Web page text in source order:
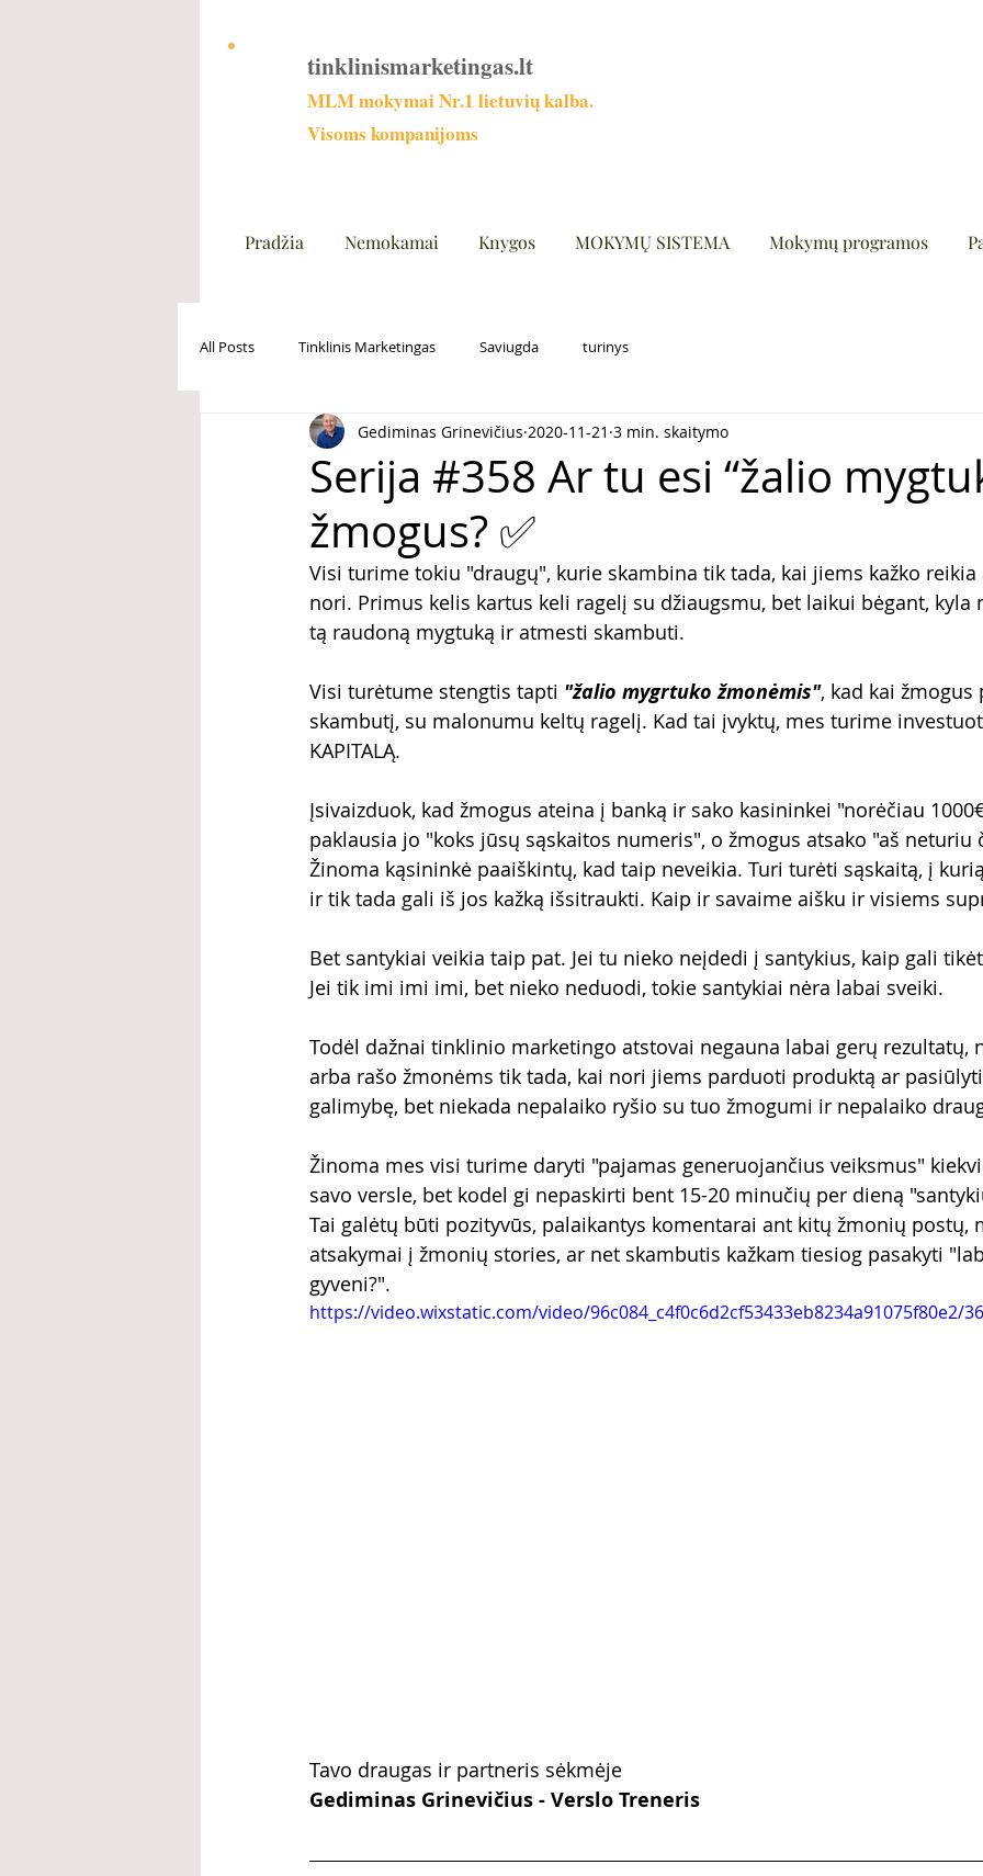
tinklinismarketingas.lt
MLM mokymai Nr.1 lietuvių kalba.
Visoms kompanijoms
Pradžia Nemokamai Knygos MOKYMŲ SISTEMA Mokymų programos
All Posts Tinklinis Marketingas Saviugda turinys
Serija #358 Ar tu esi “žalio
žmogus? ✅
Gediminas Grinevičius 2020-11-21 3 min. skaitymo
Visi turime tokiu "draugų", kurie skambina tik tada, kai jiems kažko reikia
nori. Primus kelis kartus keli ragelį su džiaugsmu, bet laikui bėgant, kyla
tą raudoną mygtuką ir atmesti skambuti.
Visi turėtume stengtis tapti "žalio mygrtuko žmonėmis", kad kai
skambutį, su malonumu keltų ragelį. Kad tai įvyktų, mes turime
KAPITALĄ.
Įsivaizduok, kad žmogus ateina į banką ir sako kasininkei "norėčiau
paklausia jo "koks jūsų sąskaitos numeris", o žmogus atsako "aš neturiu
Žinoma kąsininkė paaiškintų, kad taip neveikia. Turi turėti sąskaitą, į
ir tik tada gali iš jos kažką išsitraukti. Kaip ir savaime aišku ir visiems
Bet santykiai veikia taip pat. Jei tu nieko neįdedi į santykius, kaip gali
Jei tik imi imi imi, bet nieko neduodi, tokie santykiai nėra labai sveiki.
Todėl dažnai tinklinio marketingo atstovai negauna labai gerų rezultatų,
arba rašo žmonėms tik tada, kai nori jiems parduoti produktą ar
galimybę, bet niekada nepalaiko ryšio su tuo žmogumi ir nepalaiko
Žinoma mes visi turime daryti "pajamas generuojančius veiksmus"
savo versle, bet kodel gi nepaskirti bent 15-20 minučių per dieną
Tai galėtų būti pozityvūs, palaikantys komentarai ant kitų žmonių postų,
atsakymai į žmonių stories, ar net skambutis kažkam tiesiog pasakyti
gyveni?".
https://video.wixstatic.com/video/96c084_c4f0c6d2cf53433eb8234a91075f80e2/
Tavo draugas ir partneris sėkmėje
Gediminas Grinevičius - Verslo Treneris